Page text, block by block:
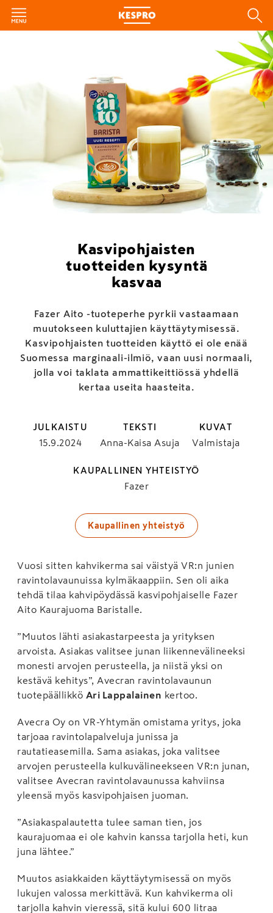
Kasvipohjaisten
tuotteiden kysyntä
kasvaa
Fazer Aito -tuoteperhe pyrkii vastaamaan
muutokseen kuluttajien käyttäytymisessä.
Kasvipohjaisten tuotteiden käyttö ei ole enää
Suomessa marginaali-ilmiö, vaan uusi normaali,
jolla voi taklata ammatti­keittiössä yhdellä
kertaa useita haasteita.
JULKAISTU
15.9.2024
TEKSTI
Anna-Kaisa Asuja
KUVAT
Valmistaja
KAUPALLINEN YHTEISTYÖ
Fazer
Kaupallinen yhteistyö
Vuosi sitten kahvikerma sai väistyä VR:n junien
ravintolavaunuissa kylmäkaappiin. Sen oli aika
tehdä tilaa kahvipöydässä kasvipohjaiselle Fazer
Aito Kaurajuoma Baristalle.
”Muutos lähti asiakastarpeesta ja yrityksen
arvoista. Asiakas valitsee junan liikennevälineeksi
monesti arvojen perusteella, ja niistä yksi on
kestävä kehitys”, Avecran ravintolavaunun
tuotepäällikkö Ari Lappalainen kertoo.
Avecra Oy on VR-Yhtymän omistama yritys, joka
tarjoaa ravintolapalveluja junissa ja
rautatieasemilla. Sama asiakas, joka valitsee
arvojen perusteella kulkuvälineekseen VR:n junan,
valitsee Avecran ravintolavaunussa kahviinsa
yleensä myös kasvipohjaisen juoman.
”Asiakaspalautetta tulee saman tien, jos
kaurajuomaa ei ole kahvin kanssa tarjolla heti, kun
juna lähtee.”
Muutos asiakkaiden käyttäytymisessä on myös
lukujen valossa merkittävä. Kun kahvikerma oli
tarjolla kahvin vieressä, sitä kului 600 litraa